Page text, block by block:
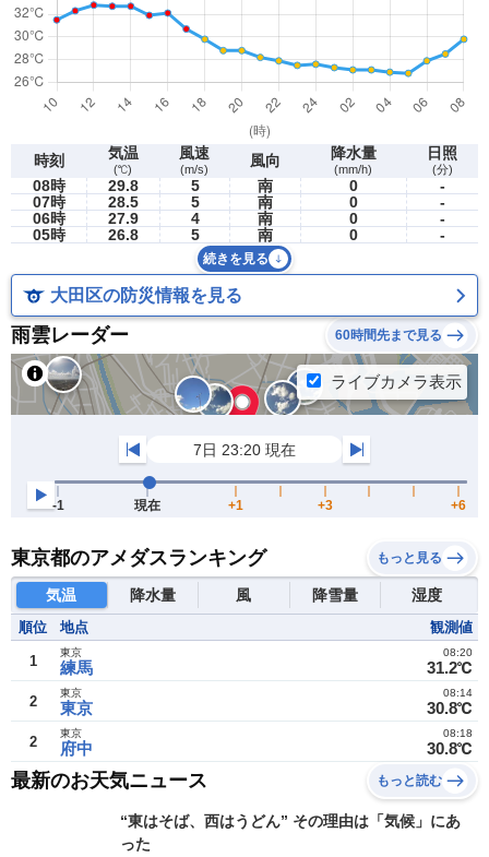
時刻 気温
(℃)
風速
(m/s) 風向 降水量
(mm/h)
日照
(分)
08時 29.8 5 南 0
-
07時
28.5 5 南 0
-
06時
27.9 4 南 0
-
05時
26.8 5 南 0 -
続きを見る
大田区の防災情報を見る
雨雲レーダー 60時間先まで見る
東京都のアメダスランキング もっと見る
気温 降水量 風 降雪量 湿度
順位 地点 観測値
1 練馬
東京
31.2℃
08:20
2 東京
東京
30.8℃
08:14
2 府中
東京
30.8℃
08:18
最新のお天気ニュース もっと読む
“東はそば、西はうどん” その理由は「気候」にあ
った